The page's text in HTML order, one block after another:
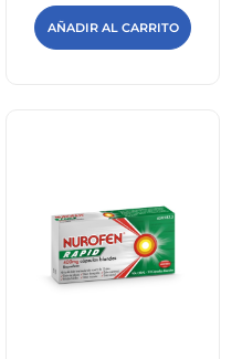
AÑADIR AL CARRITO